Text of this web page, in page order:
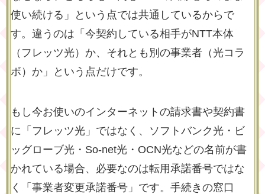
使い続ける」という点では共通しているからで
す。違うのは「今契約している相手がNTT本体
（フレッツ光）か、それとも別の事業者（光コラ
ボ）か」という点だけです。
もし今お使いのインターネットの請求書や契約書
に「フレッツ光」ではなく、ソフトバンク光・ビ
ッグローブ光・So-net光・OCN光などの名前が書
かれている場合、必要なのは転用承諾番号ではな
く「事業者変更承諾番号」です。手続きの窓口